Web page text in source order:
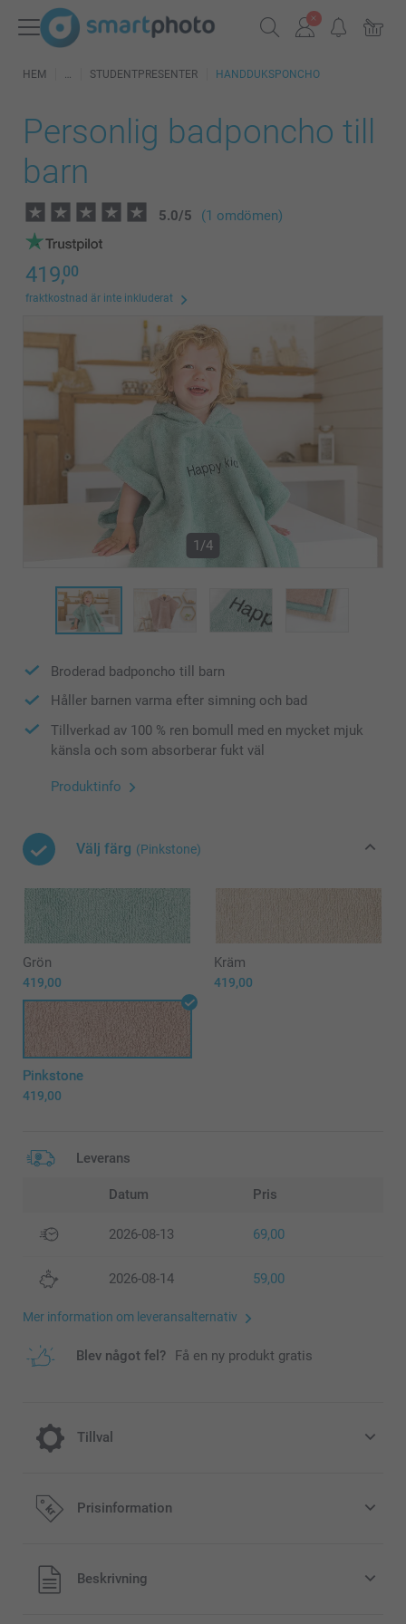
HEM STUDENTPRESENTER HANDDUKSPONCHO
Personlig badponcho till
barn
5.0/5 (1 omdömen)
419,00
fraktkostnad är inte inkluderat
1/4
Broderad badponcho till barn
Håller barnen varma efter simning och bad
Tillverkad av 100 % ren bomull med en mycket mjuk
känsla och som absorberar fukt väl
Produktinfo
Välj färg (Pinkstone)
Grön
419,00
Kräm
419,00
Pinkstone
419,00
Leverans
Datum Pris
2026-08-13 69,00
2026-08-14 59,00
Mer information om leveransalternativ
Blev något fel? Få en ny produkt gratis
Tillval
Lägg till en Miffy-sparbössa till din
beställning
189,00/styck
Prisinformation
Alla priser är i svenska kronor (SEK), inklusive moms och
exklusive porto.
Beskrivning